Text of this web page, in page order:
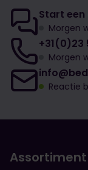
Start
Morgen
+31(0)23
Morgen
Reactie
Assortiment